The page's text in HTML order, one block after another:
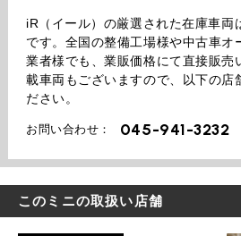
iR（イール）の厳選された在庫車両
です。全国の整備工場様や中古車オ
業者様でも、業販価格にて直接販売
載車両もございますので、以下の店
ださい。
お問い合わせ： 045-941-3232
このミニの取扱い店舗